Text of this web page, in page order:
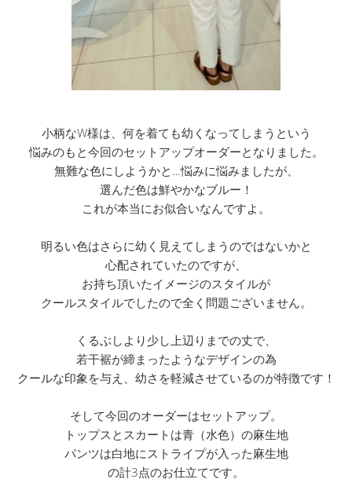
小柄なW様は、何を着ても幼くなってしまうという
悩みのもと今回のセットアップオーダーとなりました。
無難な色にしようかと…悩みに悩みましたが、
選んだ色は鮮やかなブルー！
これが本当にお似合いなんですよ。
明るい色はさらに幼く見えてしまうのではないかと
心配されていたのですが、
お持ち頂いたイメージのスタイルが
クールスタイルでしたので全く問題ございません。
くるぶしより少し上辺りまでの丈で、
若干裾が締まったようなデザインの為
クールな印象を与え、幼さを軽減させているのが特徴です！
そして今回のオーダーはセットアップ。
トップスとスカートは青（水色）の麻生地
パンツは白地にストライプが入った麻生地
の計3点のお仕立てです。